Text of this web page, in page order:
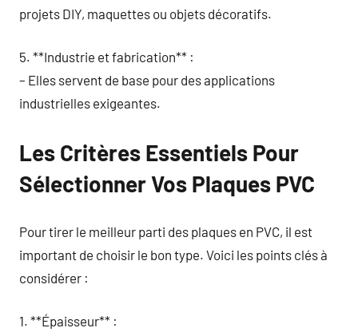
projets DIY, maquettes ou objets décoratifs.
5. **Industrie et fabrication** :
– Elles servent de base pour des applications
industrielles exigeantes.
Les Critères Essentiels Pour
Sélectionner Vos Plaques PVC
Pour tirer le meilleur parti des plaques en PVC, il est
important de choisir le bon type. Voici les points clés à
considérer :
1. **Épaisseur** :